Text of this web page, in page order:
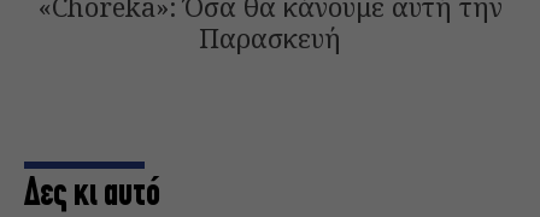
Παρασκευή
Δες κι αυτό